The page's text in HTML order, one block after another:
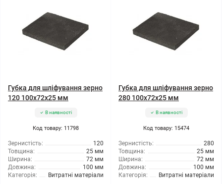
Губка для шліфування зерно
120 100x72x25 мм
В наявності
Код товару: 11798
Зернистість:
120
Товщина:
25 мм
Ширина:
72 мм
Довжина:
100 мм
Категорія:
Витратні матеріали
Губка для шліфування зерно
280 100x72x25 мм
В наявності
Код товару: 15474
Зернистість:
280
Товщина:
25 мм
Ширина:
72 мм
Довжина:
100 мм
Категорія:
Витратні матеріали